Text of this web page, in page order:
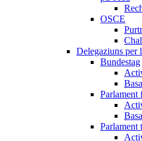
OSCE
Delegaziuns per
Bundestag
Parlament
Parlament